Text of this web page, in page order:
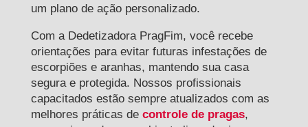
um plano de ação personalizado.
Com a Dedetizadora PragFim, você recebe
orientações para evitar futuras infestações de
escorpiões e aranhas, mantendo sua casa
segura e protegida. Nossos profissionais
capacitados estão sempre atualizados com as
melhores práticas de controle de pragas,